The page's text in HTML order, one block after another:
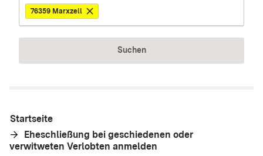
76359 Marxzell
Suchen
Startseite
Eheschließung bei geschiedenen oder
verwitweten Verlobten anmelden